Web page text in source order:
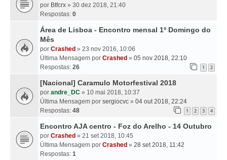
por Btfcrx » 30 dez 2018, 21:40
Respostas: 0
Área de Lisboa - Encontro mensal 1º Domingo do
Mês
por Crashed » 23 nov 2016, 10:06
Última Mensagem por Crashed » 05 nov 2018, 22:10
Respostas: 26 1 2
[Nacional] Caramulo Motorfestival 2018
por andre_DC » 10 mai 2018, 10:37
Última Mensagem por sergiocvc » 04 out 2018, 22:24
Respostas: 48 1 2 3 4
Encontro AJA centro - Foz do Arelho - 14 Outubro
por Crashed » 21 set 2018, 10:45
Última Mensagem por Crashed » 28 set 2018, 11:42
Respostas: 1